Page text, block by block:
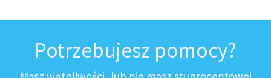
Potrzebujesz pomocy?